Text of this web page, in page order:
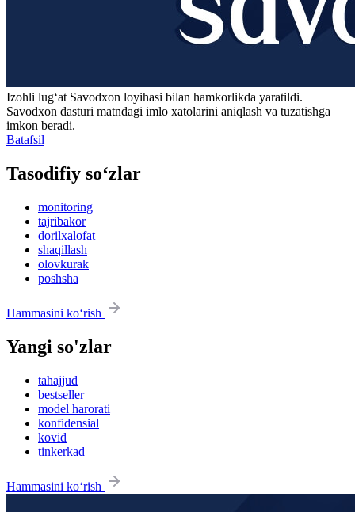
Izohli lugʻat Savodxon loyihasi bilan hamkorlikda yaratildi.
Savodxon dasturi matndagi imlo xatolarini aniqlash va tuzatishga
imkon beradi.
Batafsil
Tasodifiy so‘zlar
monitoring
tajribakor
dorilxalofat
shaqillash
olovkurak
poshsha
Hammasini ko‘rish
Yangi so'zlar
tahajjud
bestseller
model harorati
konfidensial
kovid
tinkerkad
Hammasini ko‘rish